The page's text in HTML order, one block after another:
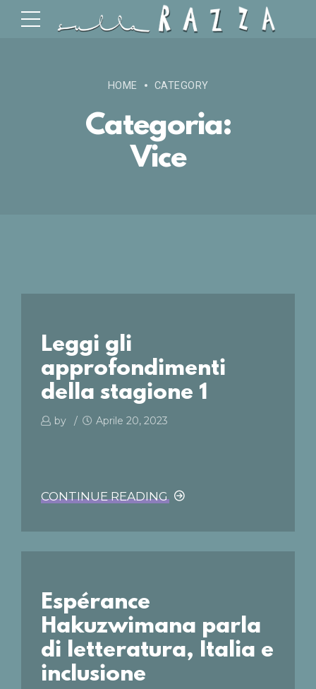
HOME CATEGORY
Categoria:
Vice
Leggi gli
approfondimenti
della stagione 1
by Aprile 20, 2023
CONTINUE READING
Espérance
Hakuzwimana parla
di letteratura, Italia e
inclusione